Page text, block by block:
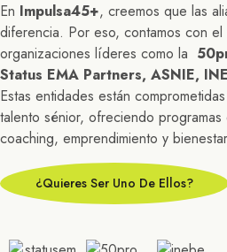
En Impulsa45+, creemos que las
diferencia. Por eso, contamos con
organizaciones líderes como la
Status EMA Partners, ASNIE,
Estas entidades están
talento sénior, ofreciendo
coaching, emprendimiento y
¿Quieres Ser Uno De Ellos?